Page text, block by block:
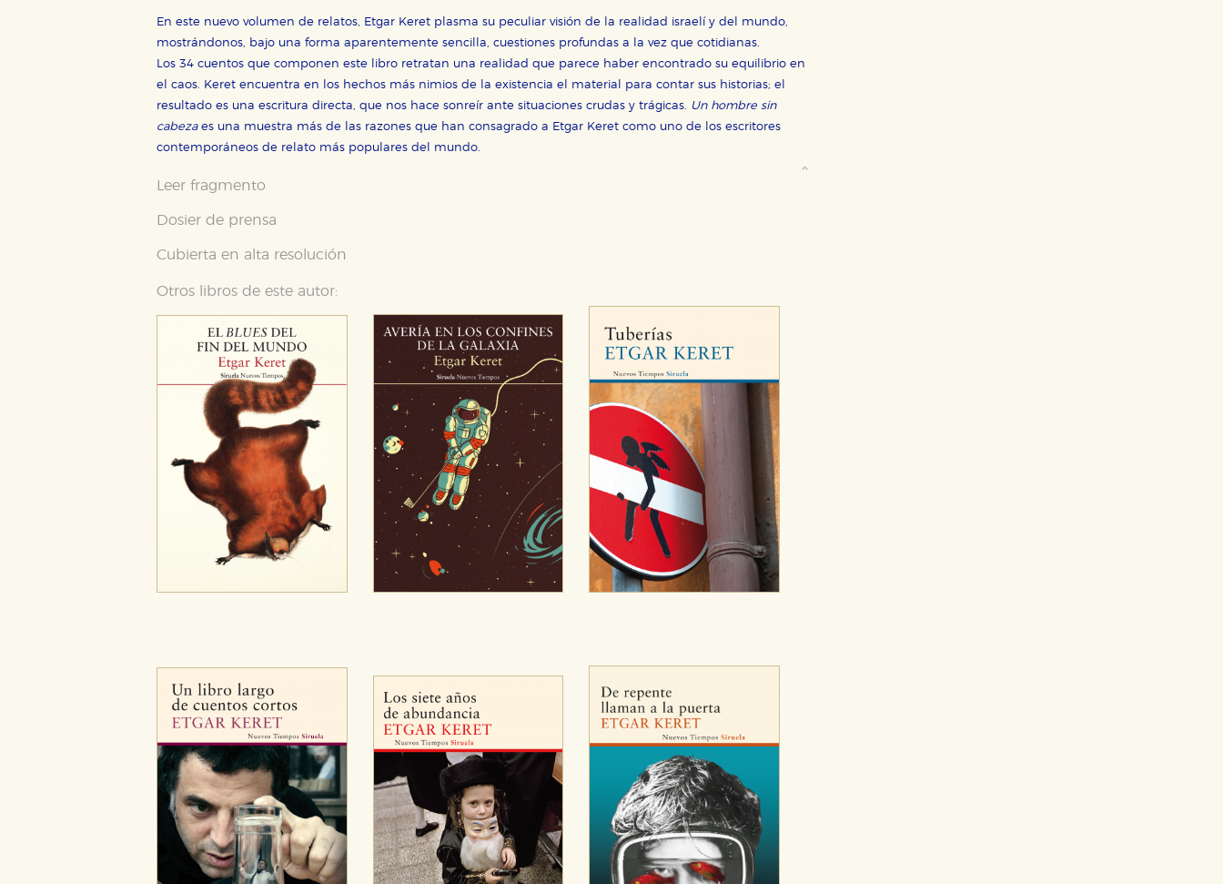
En este nuevo volumen de relatos, Etgar Keret plasma su peculiar visión de la realidad israelí y del mundo,
mostrándonos, bajo una forma aparentemente sencilla, cuestiones profundas a la vez que cotidianas.
Los 34 cuentos que componen este libro retratan una realidad que parece haber encontrado su equilibrio en
el caos. Keret encuentra en los hechos más nimios de la existencia el material para contar sus historias; el
resultado es una escritura directa, que nos hace sonreír ante situaciones crudas y trágicas. Un hombre sin
cabeza es una muestra más de las razones que han consagrado a Etgar Keret como uno de los escritores
contemporáneos de relato más populares del mundo.
Leer fragmento
Dosier de prensa
Cubierta en alta resolución
Otros libros de este autor:
CONFIGURACIÓN DE COOKIES
Cookies necesarias
Estas cookies son necesarias para que nuestro sitio web funcione y no es posible deshabilitarlas desde nuestro sistema. Es posible
hacerlo desde el navegador, pero en ese caso es posible que algunas áreas de nuestra web dejen de funcionar correctamente.
Cookies de rendimiento y analíticas
Estas cookies se utilizan para mejorar su experiencia de navegación y optimizar el funcionamiento de nuestro sitio web. Almacenan
configuraciones de servicios para que no tenga que reconfigurarlos cada vez que nos visita. La información es agregada y, por lo
tanto, es anónima.
Cookies de publicidad y redes sociales
Estas cookies son gestionadas por nuestros socios publicitarios y se utilizan para mostrar publicidad relevante para sus intereses en
otros sitios. No almacenan directamente información personal sino que se basan en la identificación única de su navegador y
dispositivo de internet.
Puede consultar nuestra política de cookies